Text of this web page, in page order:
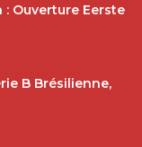
Ouverture Eerste
B Brésilienne,